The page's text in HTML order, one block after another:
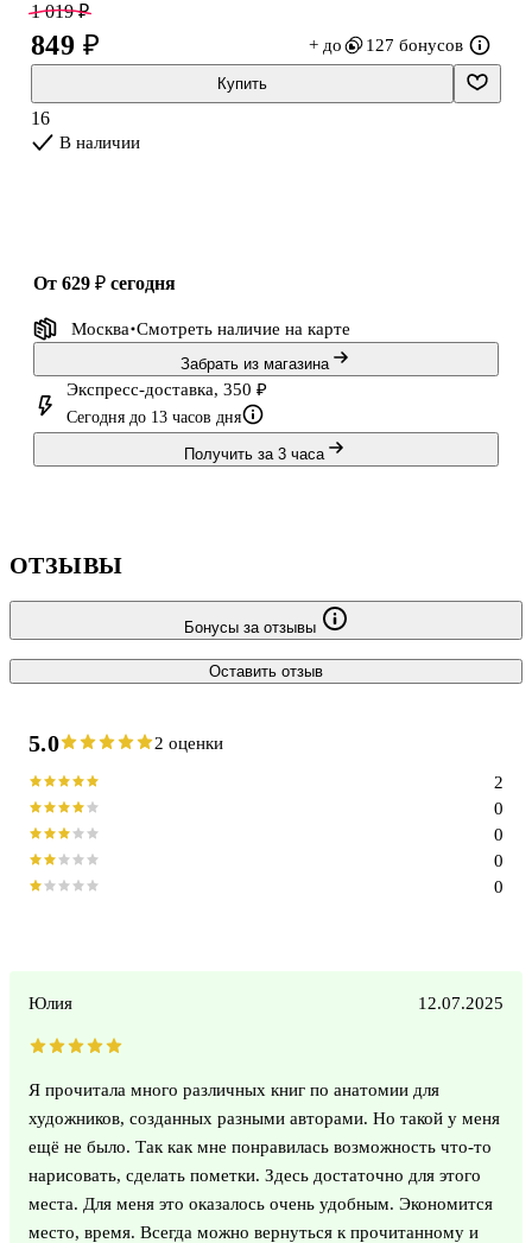
животного.
1 019 ₽
849 ₽ + до 127 бонусов
Купить
16
В наличии
от 629 ₽ сегодня
Москва Смотреть наличие на карте
Забрать из магазина
Экспресс-доставка, 350 ₽
Сегодня до 13 часов дня
Получить за 3 часа
ОТЗЫВЫ
Бонусы за отзывы
Оставить отзыв
5.0 2 оценки
0
0
0
0
2
Юлия 12.07.2025
Я прочитала много различных книг по анатомии для
художников, созданных разными авторами. Но такой у меня
ещё не было. Так как мне понравилась возможность что-то
нарисовать, сделать пометки. Здесь достаточно для этого
места. Для меня это оказалось очень удобным. Экономится
место, время. Всегда можно вернуться к прочитанному и